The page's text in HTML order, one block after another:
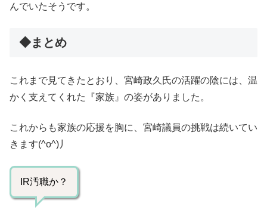
んでいたそうです。
◆まとめ
これまで見てきたとおり、宮崎政久氏の活躍の陰には、温
かく支えてくれた『家族』の姿がありました。
これからも家族の応援を胸に、宮崎議員の挑戦は続いてい
きます(^o^)丿
IR汚職か？